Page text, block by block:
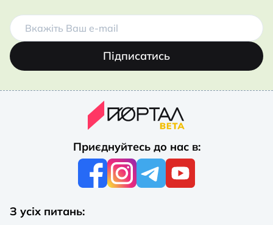
Підписатись
Приєднуйтесь до нас в:
З усіх питань: